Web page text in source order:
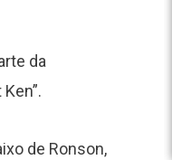
da
de Ronson,
lista de
categoria